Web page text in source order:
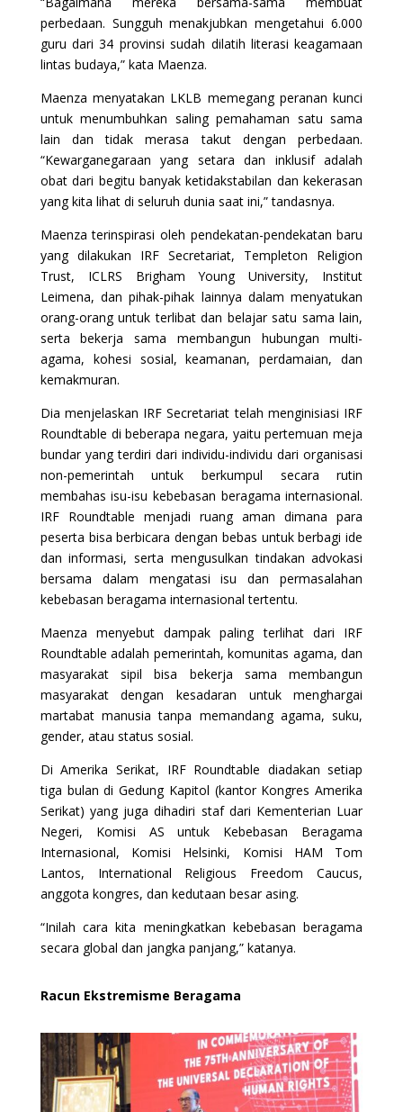
perbedaan. Sungguh menakjubkan mengetahui 6.000
guru dari 34 provinsi sudah dilatih literasi keagamaan
lintas budaya,” kata Maenza.
Maenza menyatakan LKLB memegang peranan kunci
untuk menumbuhkan saling pemahaman satu sama
lain dan tidak merasa takut dengan perbedaan.
“Kewarganegaraan yang setara dan inklusif adalah
obat dari begitu banyak ketidakstabilan dan kekerasan
yang kita lihat di seluruh dunia saat ini,” tandasnya.
Maenza terinspirasi oleh pendekatan-pendekatan baru
yang dilakukan IRF Secretariat, Templeton Religion
Trust, ICLRS Brigham Young University, Institut
Leimena, dan pihak-pihak lainnya dalam menyatukan
orang-orang untuk terlibat dan belajar satu sama lain,
serta bekerja sama membangun hubungan multi-
agama, kohesi sosial, keamanan, perdamaian, dan
kemakmuran.
Dia menjelaskan IRF Secretariat telah menginisiasi IRF
Roundtable di beberapa negara, yaitu pertemuan meja
bundar yang terdiri dari individu-individu dari organisasi
non-pemerintah untuk berkumpul secara rutin
membahas isu-isu kebebasan beragama internasional.
IRF Roundtable menjadi ruang aman dimana para
peserta bisa berbicara dengan bebas untuk berbagi ide
dan informasi, serta mengusulkan tindakan advokasi
bersama dalam mengatasi isu dan permasalahan
kebebasan beragama internasional tertentu.
Maenza menyebut dampak paling terlihat dari IRF
Roundtable adalah pemerintah, komunitas agama, dan
masyarakat sipil bisa bekerja sama membangun
masyarakat dengan kesadaran untuk menghargai
martabat manusia tanpa memandang agama, suku,
gender, atau status sosial.
Di Amerika Serikat, IRF Roundtable diadakan setiap
tiga bulan di Gedung Kapitol (kantor Kongres Amerika
Serikat) yang juga dihadiri staf dari Kementerian Luar
Negeri, Komisi AS untuk Kebebasan Beragama
Internasional, Komisi Helsinki, Komisi HAM Tom
Lantos, International Religious Freedom Caucus,
anggota kongres, dan kedutaan besar asing.
“Inilah cara kita meningkatkan kebebasan beragama
secara global dan jangka panjang,” katanya.
Racun Ekstremisme Beragama